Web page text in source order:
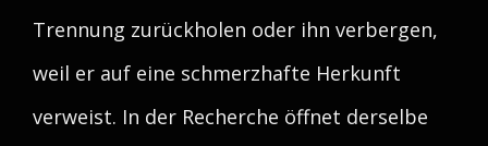
Trennung zurückholen oder ihn verbergen,
weil er auf eine schmerzhafte Herkunft
verweist. In der Recherche öffnet derselbe